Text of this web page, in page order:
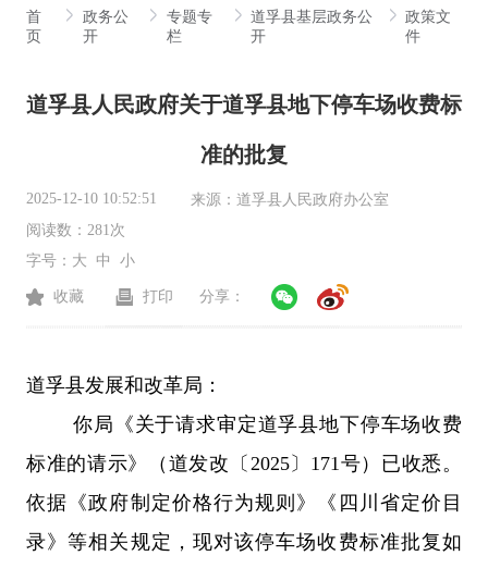
首
页
政务公
开
专题专
栏
道孚县基层政务公
开
政策文
件
道孚县人民政府关于道孚县地下停车场收费标
准的批复
2025-12-10 10:52:51 来源： 道孚县人民政府办公室
阅读数： 281次
字号： 大 中 小
收藏 打印 分享：
道孚县发展和改革局 ：
你局《关于请求审定道孚县地下停车场收费
标准的请示》（道发改〔 2025〕 171 号）已收悉。
依据 《政府制定价格行为规则》《四川省定价目
录》等相关规定，现对该停车场收费标准批复如